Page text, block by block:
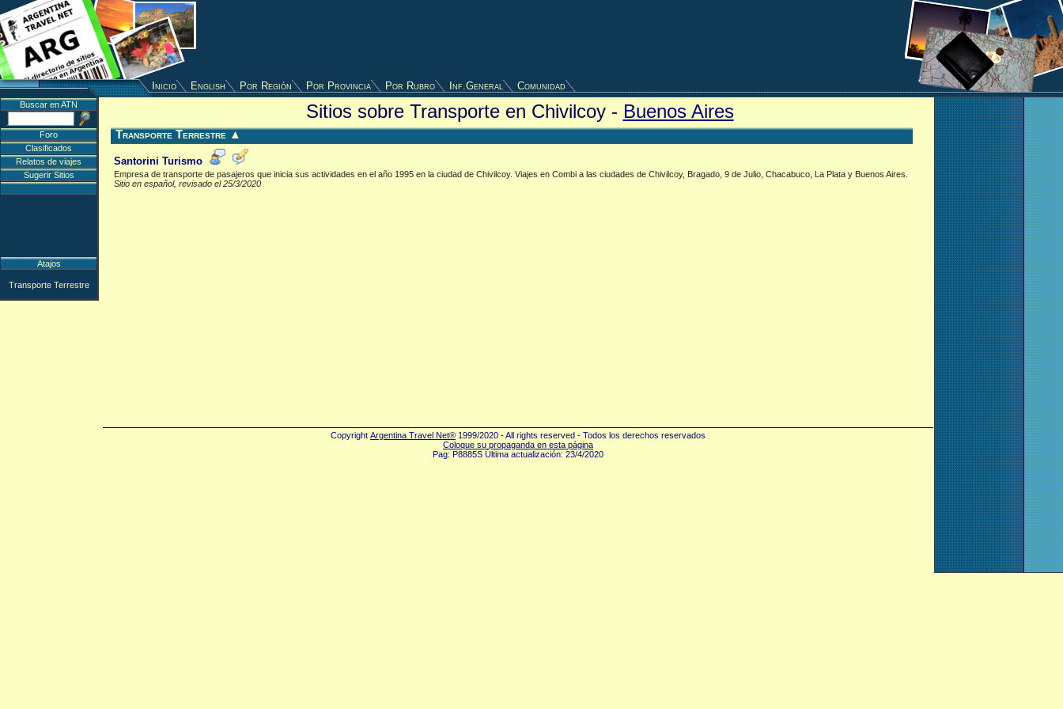
Inicio English Por Región Por Provincia Por Rubro Inf.General Comunidad
Sitios sobre Transporte en Chivilcoy - Buenos Aires
Transporte Terrestre ▲
Santorini Turismo
Empresa de transporte de pasajeros que inicia sus actividades en el año 1995 en la ciudad de Chivilcoy. Viajes en Combi a las ciudades de Chivilcoy, Bragado, 9 de Julio, Chacabuco, La Plata y Buenos Aires.
Sitio en español, revisado el 25/3/2020
Buscar en ATN
Foro
Clasificados
Relatos de viajes
Sugerir Sitios
Atajos
Transporte Terrestre
Copyright Argentina Travel Net® 1999/2020 - All rights reserved - Todos los derechos reservados
Coloque su propaganda en esta página
Pag: P8885S Última actualización: 23/4/2020